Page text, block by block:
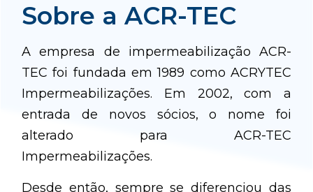
Sobre a ACR-TEC
A empresa de impermeabilização ACR-
TEC foi fundada em 1989 como ACRYTEC
Impermeabilizações. Em 2002, com a
entrada de novos sócios, o nome foi
alterado para ACR-TEC
Impermeabilizações.
Desde então, sempre se diferenciou das